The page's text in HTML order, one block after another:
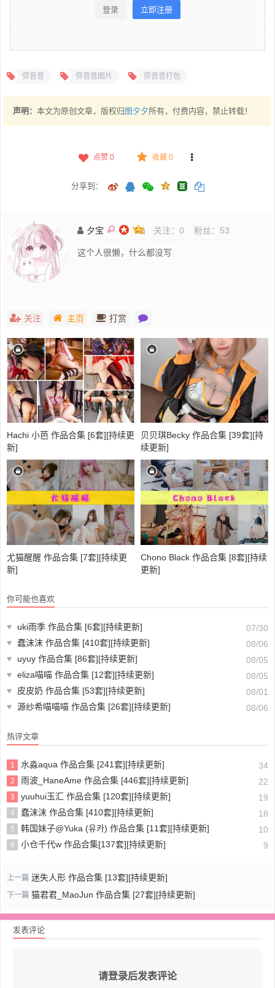
登录 立即注册
弥音音 弥音音图片 弥音音打包
声明： 本文为原创文章，版权归 图夕夕所有，付费内容，禁止转载！
点赞 0 收藏 0
分享到：
夕宝 关注： 0 粉丝： 53
这个人很懒，什么都没写
关注 主页 打赏
Hachi 小芭 作品合集 [6套][持续更
新]
贝贝琪Becky 作品合集 [39套][持
续更新]
尤猫醒醒 作品合集 [7套][持续更
新]
Chono Black 作品合集 [8套][持续
更新]
你可能也喜欢
♥ uki雨季 作品合集 [6套][持续更新]
07/30
♥ 蠢沫沫 作品合集 [410套][持续更新]
08/06
♥
uyuy 作品合集 [86套][持续更新]
08/05
♥ eliza喵喵 作品合集 [12套][持续更新]
08/05
♥
皮皮奶 作品合集 [53套][持续更新]
08/01
♥ 源纱希喵喵喵 作品合集 [26套][持续更新] 08/06
热评文章
1 水淼aqua 作品合集 [241套][持续更新] 34
2 雨波_HaneAme 作品合集 [446套][持续更新] 22
3 yuuhui玉汇 作品合集 [120套][持续更新] 19
4 蠢沫沫 作品合集 [410套][持续更新] 18
5 韩国妹子@Yuka (유카) 作品合集 [11套][持续更新] 10
6 小仓千代w 作品合集[137套][持续更新] 9
上一篇 迷失人形 作品合集 [13套][持续更新]
下一篇 猫君君_MaoJun 作品合集 [27套][持续更新]
发表评论
请登录后发表评论